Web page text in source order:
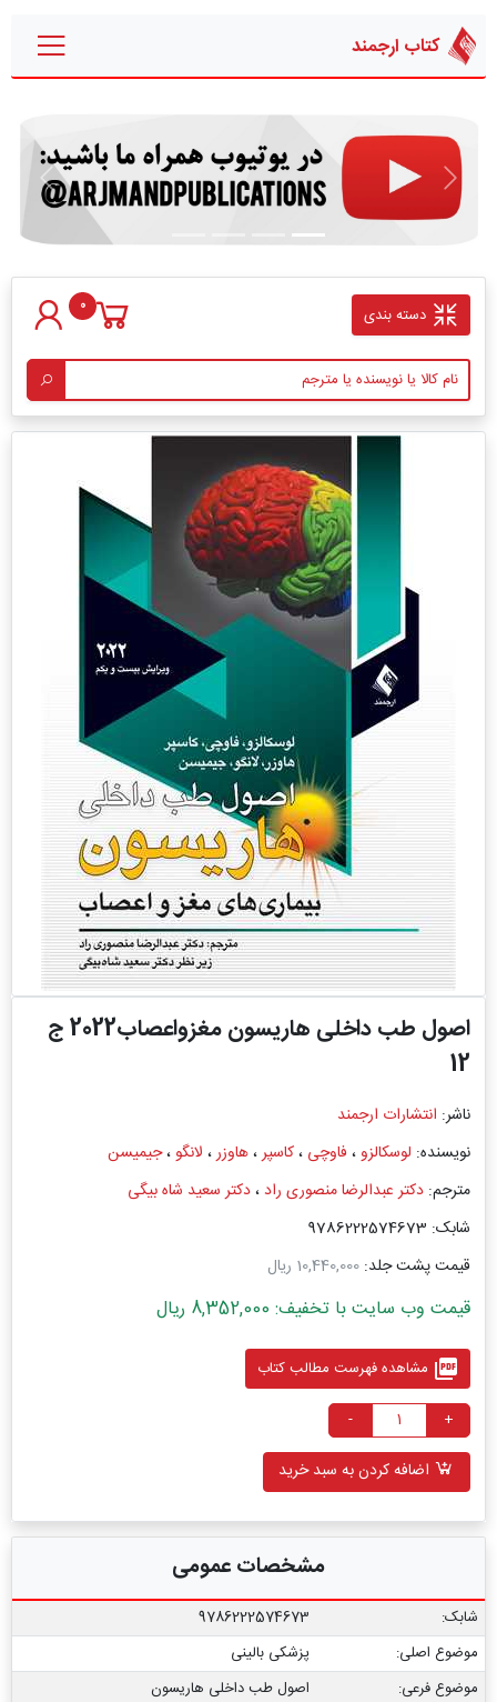
کتاب ارجمند
قبلی بعدی
دسته بندی 0
اصول طب داخلی هاریسون مغزواعصاب2022 ج
12
ناشر: انتشارات ارجمند
نویسنده: لوسکالزو، فاوچی ،کاسپر،هاوزر، لانگو،جیمیسن
مترجم: دکتر عبدالرضا منصوری راد،دکتر سعید شاه بیگی
شابک: 9786222574673
قیمت پشت جلد: 10,440,000 ریال
قیمت وب سایت با تخفیف: 8,352,000 ریال
picture_as_pdf مشاهده فهرست مطالب کتاب
+
-
اضافه کردن به سبد خرید
مشخصات عمومی
شابک:
9786222574673
موضوع اصلی:
پزشکی بالینی
موضوع فرعی:
اصول طب داخلی هاریسون